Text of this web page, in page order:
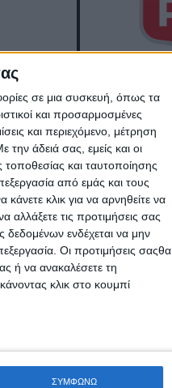
σε μια συσκευή, όπως τα
και προσαρμοσμένες
και περιεχόμενο, μέτρηση
την άδειά σας, εμείς και οι
και ταυτοποίησης
από εμάς και τους
κλικ για να αρνηθείτε να
αλλάξετε τις προτιμήσεις σας
ενδέχεται να μην
Οι προτιμήσεις σαςθα
ή να ανακαλέσετε τη
κλικ στο κουμπί
ΣΥΜΦΩΝΩ